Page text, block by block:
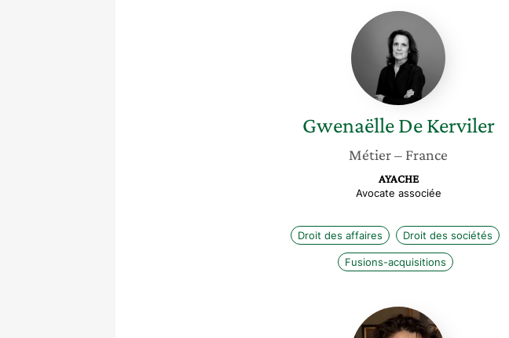
Gwenaëlle
De
Kerviler
Gwenaëlle De Kerviler
Métier– France
AYACHE
Avocate associée
Droit des affaires Droit des sociétés
Fusions-acquisitions
Claire
Deguerry